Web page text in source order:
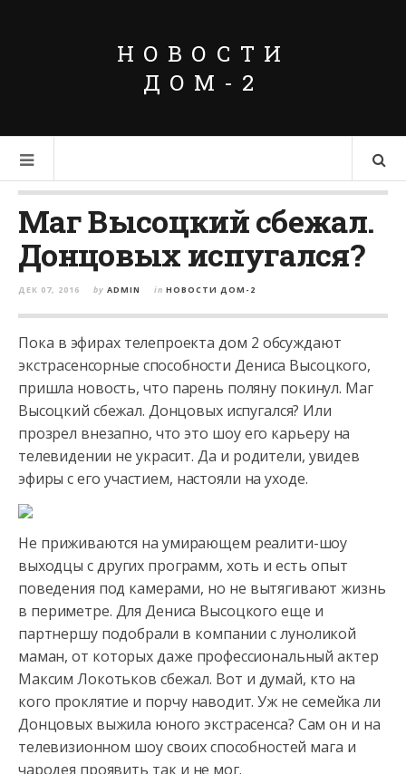
НОВОСТИ
ДОМ-2
Маг Высоцкий сбежал.
Донцовых испугался?
ДЕК 07, 2016 by ADMIN in НОВОСТИ ДОМ-2
Пока в эфирах телепроекта дом 2 обсуждают
экстрасенсорные способности Дениса Высоцкого,
пришла новость, что парень поляну покинул. Маг
Высоцкий сбежал. Донцовых испугался? Или
прозрел внезапно, что это шоу его карьеру на
телевидении не украсит. Да и родители, увидев
эфиры с его участием, настояли на уходе.
Не приживаются на умирающем реалити-шоу
выходцы с других программ, хоть и есть опыт
поведения под камерами, но не вытягивают жизнь
в периметре. Для Дениса Высоцкого еще и
партнершу подобрали в компании с луноликой
маман, от которых даже профессиональный актер
Максим Локотьков сбежал. Вот и думай, кто на
кого проклятие и порчу наводит. Уж не семейка ли
Донцовых выжила юного экстрасенса? Сам он и на
телевизионном шоу своих способностей мага и
чародея проявить так и не мог.